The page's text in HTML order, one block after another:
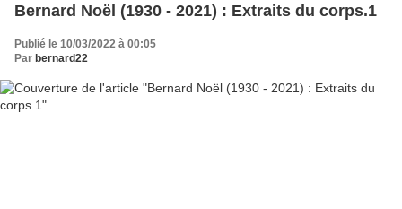
Bernard Noël (1930 - 2021) : Extraits du corps.1
Publié le 10/03/2022 à 00:05
Par bernard22